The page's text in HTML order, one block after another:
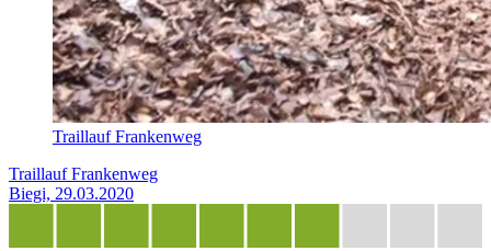
Traillauf Frankenweg
Traillauf Frankenweg
Biegi, 29.03.2020